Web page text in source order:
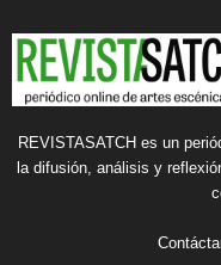
REVISTASATCH es un
la difusión, análisis y